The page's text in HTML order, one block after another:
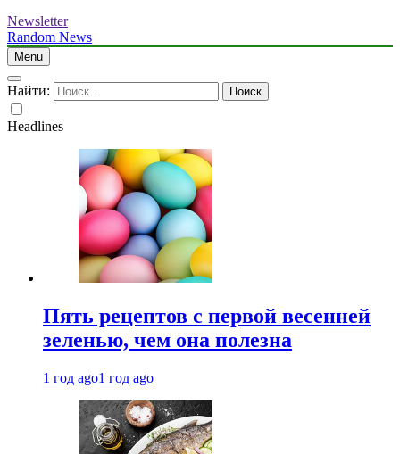
Newsletter
Random News
Menu
Найти:
Headlines
Пять рецептов с первой весенней
зеленью, чем она полезна
1 год ago1 год ago